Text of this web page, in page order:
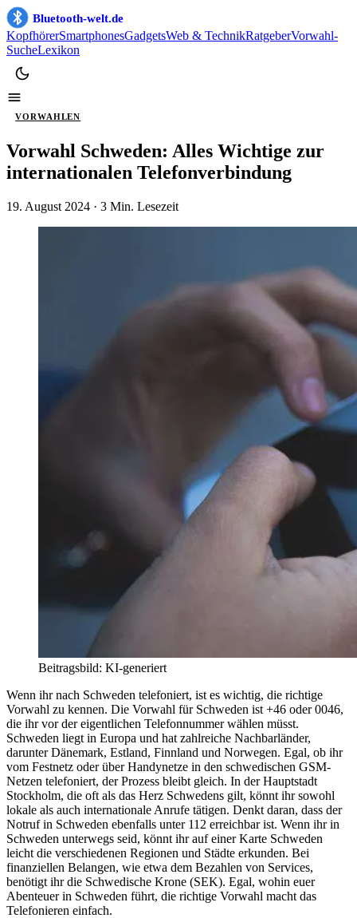
Bluetooth-welt.de
KopfhörerSmartphonesGadgetsWeb & TechnikRatgeberVorwahl-
SucheLexikon
VORWAHLEN
Vorwahl Schweden: Alles Wichtige zur
internationalen Telefonverbindung
19. August 2024 · 3 Min. Lesezeit
Beitragsbild: KI-generiert
Wenn ihr nach Schweden telefoniert, ist es wichtig, die richtige
Vorwahl zu kennen. Die Vorwahl für Schweden ist +46 oder 0046,
die ihr vor der eigentlichen Telefonnummer wählen müsst.
Schweden liegt in Europa und hat zahlreiche Nachbarländer,
darunter Dänemark, Estland, Finnland und Norwegen. Egal, ob ihr
vom Festnetz oder über Handynetze in den schwedischen GSM-
Netzen telefoniert, der Prozess bleibt gleich. In der Hauptstadt
Stockholm, die oft als das Herz Schwedens gilt, könnt ihr sowohl
lokale als auch internationale Anrufe tätigen. Denkt daran, dass der
Notruf in Schweden ebenfalls unter 112 erreichbar ist. Wenn ihr in
Schweden unterwegs seid, könnt ihr auf einer Karte Schweden
leicht die verschiedenen Regionen und Städte erkunden. Bei
finanziellen Belangen, wie etwa dem Bezahlen von Services,
benötigt ihr die Schwedische Krone (SEK). Egal, wohin euer
Abenteuer in Schweden führt, die richtige Vorwahl macht das
Telefonieren einfach.